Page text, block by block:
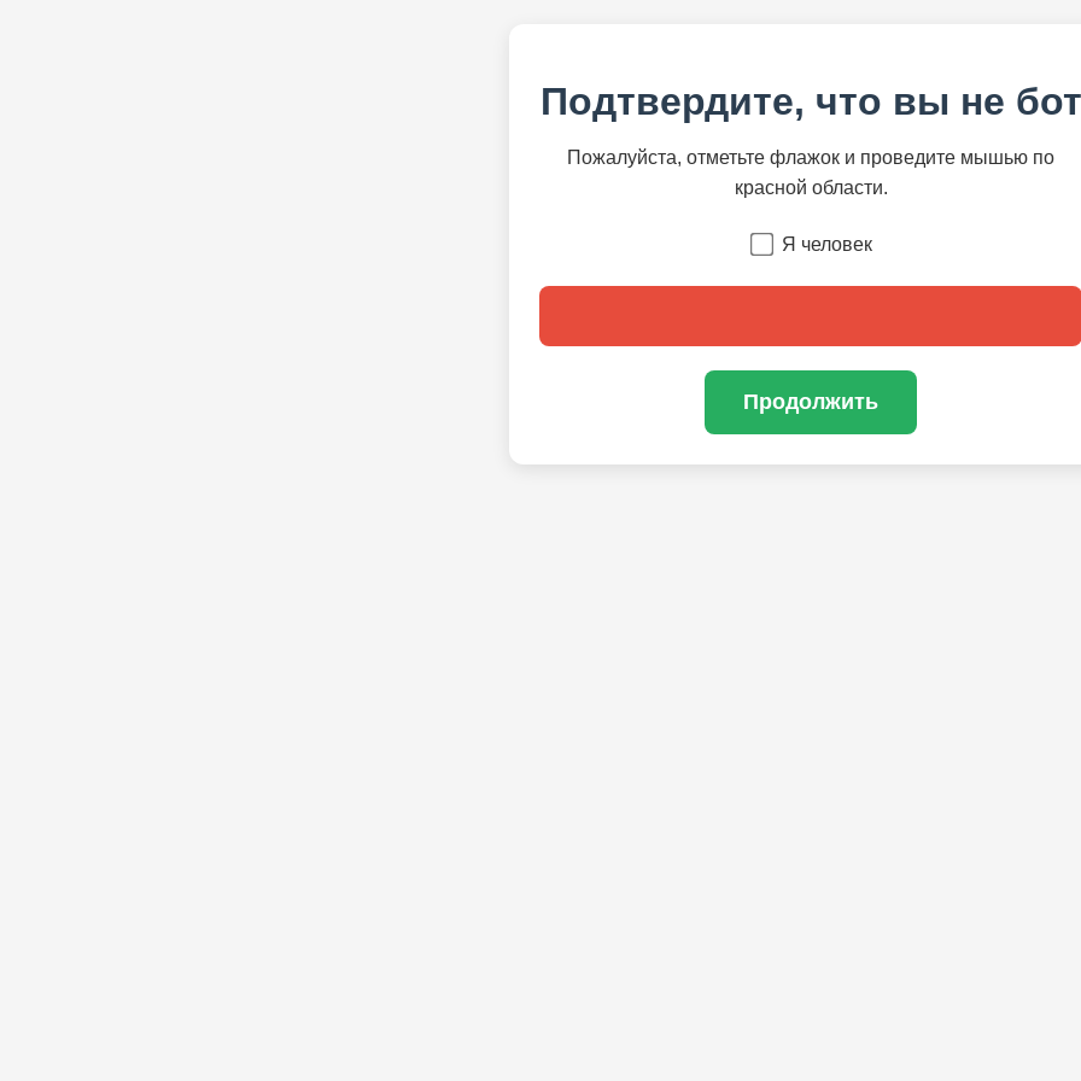
Подтвердите, что вы не бот
Пожалуйста, отметьте флажок и проведите мышью по
красной области.
Я человек
Продолжить